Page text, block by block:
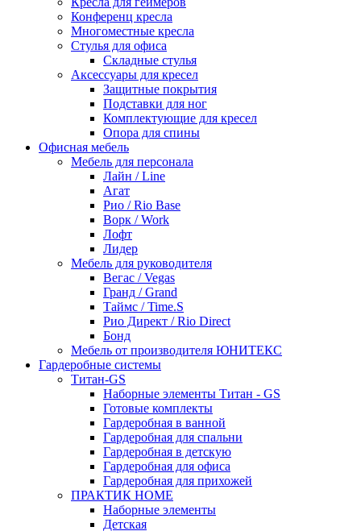
Конференц кресла
Многоместные кресла
Стулья для офиса
Складные стулья
Аксессуары для кресел
Защитные покрытия
Подставки для ног
Комплектующие для кресел
Опора для спины
Офисная мебель
Мебель для персонала
Лайн / Line
Агат
Рио / Rio Base
Ворк / Work
Лофт
Лидер
Мебель для руководителя
Вегас / Vegas
Гранд / Grand
Таймс / Time.S
Рио Директ / Rio Direct
Бонд
Мебель от производителя ЮНИТЕКС
Гардеробные системы
Титан-GS
Наборные элементы Титан - GS
Готовые комплекты
Гардеробная в ванной
Гардеробная для спальни
Гардеробная в детскую
Гардеробная для офиса
Гардеробная для прихожей
ПРАКТИК HOME
Наборные элементы
Детская